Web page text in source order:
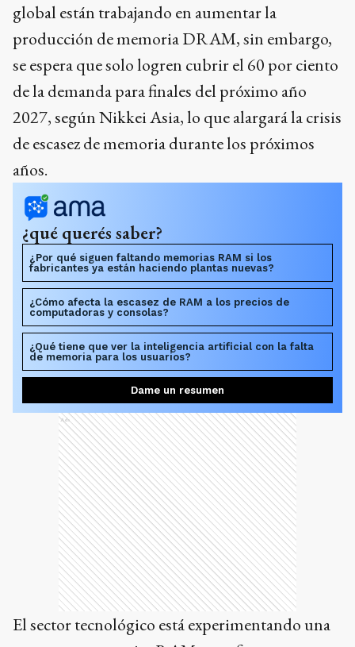
global están trabajando en aumentar la
producción de memoria DRAM, sin embargo,
se espera que solo logren cubrir el 60 por ciento
de la demanda para finales del próximo año
2027, según Nikkei Asia, lo que alargará la crisis
de escasez de memoria durante los próximos
años.
¿qué querés saber?
¿Por qué siguen faltando memorias RAM si los
fabricantes ya están haciendo plantas nuevas?
¿Cómo afecta la escasez de RAM a los precios de
computadoras y consolas?
¿Qué tiene que ver la inteligencia artificial con la falta
de memoria para los usuarios?
Dame un resumen
Ads
El sector tecnológico está experimentando una